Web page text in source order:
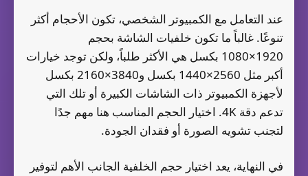
عند التعامل مع الكمبيوتر الشخصي، تكون الأحجام أكثر
تنوعًا. غالباً ما تكون خلفيات الشاشة بحجم
1920×1080 بكسل هي الأكثر طلباً، ولكن توجد خيارات
أكبر مثل 2560×1440 بكسل و3840×2160 بكسل
لأجهزة الكمبيوتر ذات الشاشات الكبيرة أو تلك التي
تدعم دقة 4K. اختيار الحجم المناسب هنا مهم جدًا
لتجنب تشويه الصورة أو فقدان الجودة.
في النهاية، يعد اختيار حجم الخلفية الجانب الأهم لتوفير